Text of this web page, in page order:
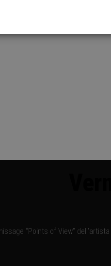
“Points of View”